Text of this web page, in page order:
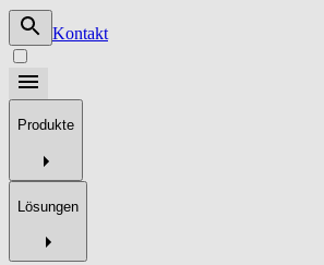
Kontakt
Produkte
Lösungen